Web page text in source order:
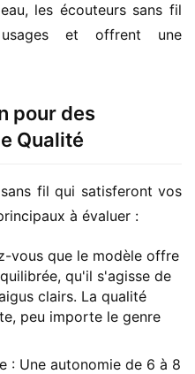
les écouteurs sans fil
et offrent une
pour des
Qualité
fil qui satisferont vos
à évaluer :
vous que le modèle offre
qu'il s'agisse de
clairs. La qualité
peu importe le genre
: Une autonomie de 6 à 8